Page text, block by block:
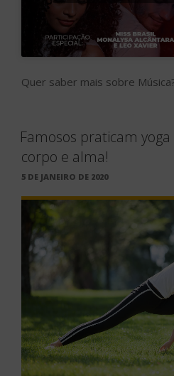
Quer saber mais sobre
Famosos praticam
corpo e alma!
PUBLICADO
5 DE JANEIRO DE 2020